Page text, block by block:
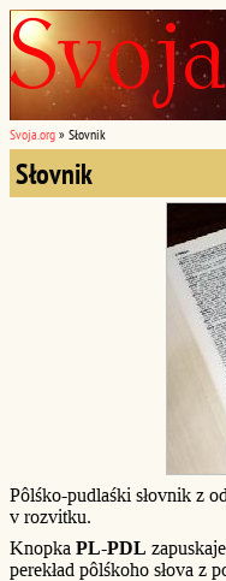
Svoja.org » Słovnik
Słovnik
Pôlśko-pudlaśki słovnik z
v rozvitku.
Knopka PL-PDL
perekład pôlśkoho słova z